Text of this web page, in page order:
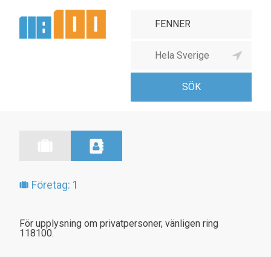
Företag: 1
För upplysning om privatpersoner, vänligen ring
118100.